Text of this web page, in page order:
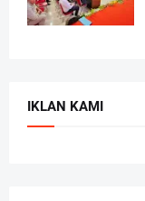
IKLAN KAMI